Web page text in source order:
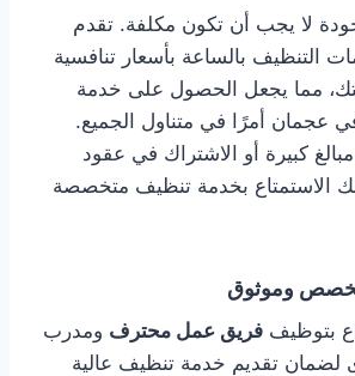
لا يجب أن تكون مكلفة. تقدم
التنظيف بالساعة بأسعار تنافسية
مما يجعل الحصول على خدمة
عجمان أمرًا في متناول الجميع.
كبيرة أو الاشتراك في عقود
الاستمتاع بخدمة تنظيف متخصصة
وموثوق
بتوظيف فريق عمل محترف ومدرب
تقديم خدمة تنظيف عالية